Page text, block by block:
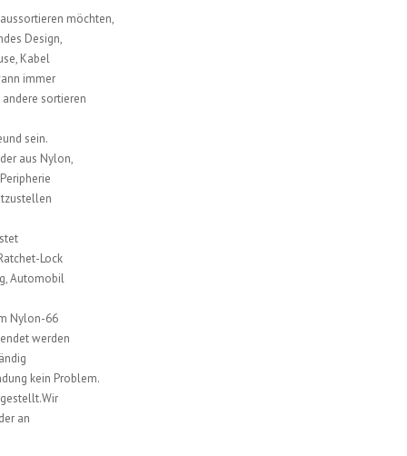
möchten,
Design,
Kabel
immer
sortieren
sein.
aus Nylon,
Lock
Automobil
Nylon-66
werden
kein Problem.
an